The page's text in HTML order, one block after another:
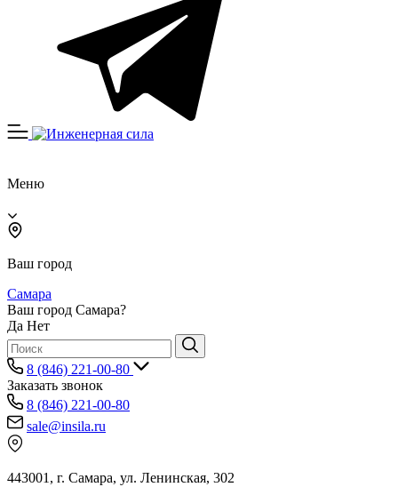
Меню
Ваш город
Самара
Ваш город Самара?
Да Нет
8 (846) 221-00-80
Заказать звонок
8 (846) 221-00-80
sale@insila.ru
443001, г. Самара, ул. Ленинская, 302